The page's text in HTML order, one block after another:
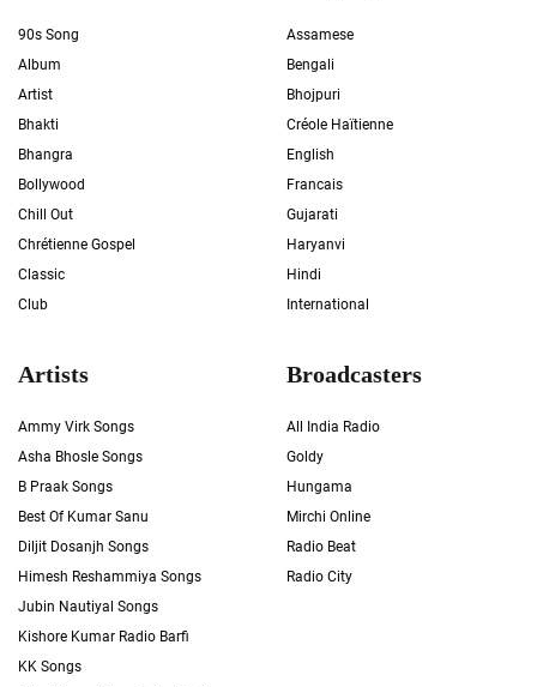
90s Song
Album
Artist
Bhakti
Bhangra
Bollywood
Chill Out
Chrétienne Gospel
Classic
Club
Assamese
Bengali
Bhojpuri
Créole Haïtienne
English
Francais
Gujarati
Haryanvi
Hindi
International
Artists
Ammy Virk Songs
Asha Bhosle Songs
B Praak Songs
Best Of Kumar Sanu
Diljit Dosanjh Songs
Himesh Reshammiya Songs
Jubin Nautiyal Songs
Kishore Kumar Radio Barfi
KK Songs
Broadcasters
All India Radio
Goldy
Hungama
Mirchi Online
Radio Beat
Radio City